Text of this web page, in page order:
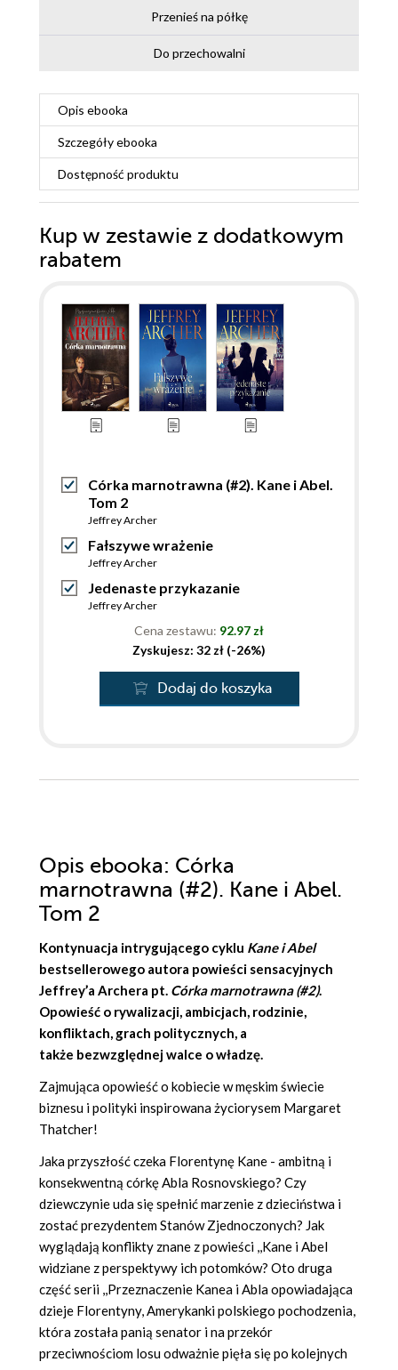
Przenieś na półkę
Do przechowalni
Opis ebooka
Szczegółyebooka
Dostępność produktu
Kup w zestawie z dodatkowym
rabatem
Córka marnotrawna (#2). Kane i Abel.
Tom 2
Jeffrey Archer
Fałszywe wrażenie
Jeffrey Archer
Jedenaste przykazanie
Jeffrey Archer
Cena zestawu: 92.97 zł
Zyskujesz: 32 zł (-26%)
Dodaj do koszyka
Opis ebooka: Córka
marnotrawna (#2). Kane i Abel.
Tom 2
Kontynuacja intrygującego cyklu Kane i Abel
bestsellerowego autora powieści sensacyjnych
Jeffrey’a Archera pt. Córka marnotrawna (#2).
Opowieść o rywalizacji, ambicjach, rodzinie,
konfliktach, grach politycznych, a
także bezwzględnej walce o władzę.
Zajmująca opowieść o kobiecie w męskim świecie
biznesu i polityki inspirowana życiorysem Margaret
Thatcher!
Jaka przyszłość czeka Florentynę Kane - ambitną i
konsekwentną córkę Abla Rosnovskiego? Czy
dziewczynie uda się spełnić marzenie z dzieciństwa i
zostać prezydentem Stanów Zjednoczonych? Jak
wyglądają konflikty znane z powieści ,,Kane i Abel
widziane z perspektywy ich potomków? Oto druga
część serii ,,Przeznaczenie Kanea i Abla opowiadająca
dzieje Florentyny, Amerykanki polskiego pochodzenia,
która została panią senator i na przekór
przeciwnościom losu odważnie pięła się po kolejnych